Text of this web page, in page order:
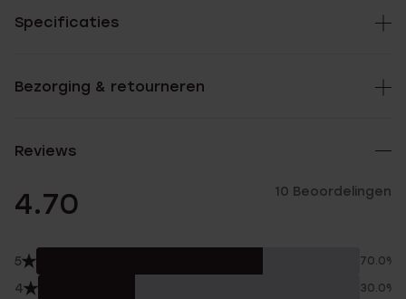
Specificaties
Bezorging & retourneren
Reviews
4.70 10 Beoordelingen
5 70.0%
4 30.0%